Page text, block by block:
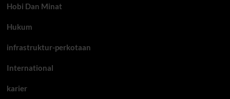
Hobi Dan Minat
Hukum
infrastruktur-perkotaan
International
karier